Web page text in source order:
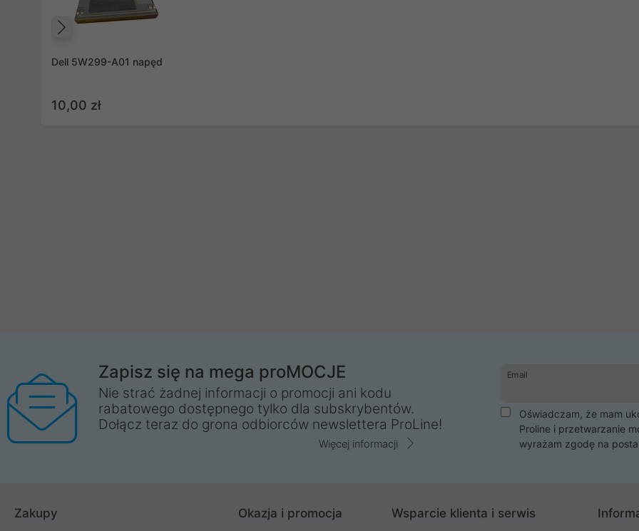
Dell 5W299-A01 napęd
10,00 zł
Zapisz się na mega proMOCJE
Nie strać żadnej informacji o promocji ani kodu
rabatowego dostępnego tylko dla subskrybentów.
Dołącz teraz do grona odbiorców newslettera ProLine!
Więcej informacji
Email
Oświadczam, że mam
Proline i przetwarzanie
wyrażam zgodę na
Zakupy Okazja i promocja Wsparcie klienta i serwis